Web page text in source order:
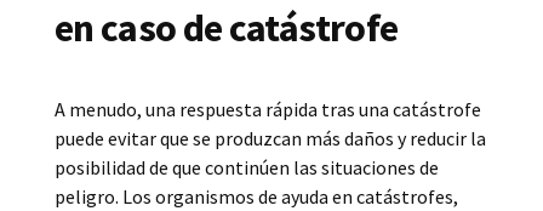
en caso de catástrofe
A menudo, una respuesta rápida tras una catástrofe
puede evitar que se produzcan más daños y reducir la
posibilidad de que continúen las situaciones de
peligro. Los organismos de ayuda en catástrofes,